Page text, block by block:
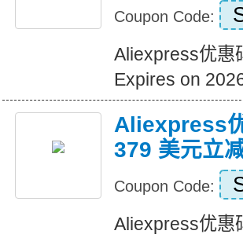
Coupon Code:
Aliexpress优惠
Expires on
Aliexpress
379 美元立
Coupon Code:
Aliexpress优惠